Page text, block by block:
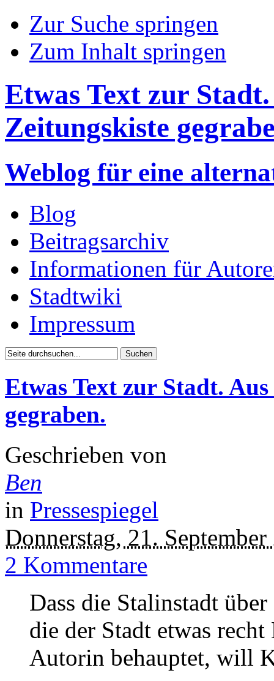
Zur Suche springen
Zum Inhalt springen
Etwas Text zur
Zeitungskiste
Weblog für eine
Blog
Beitragsarchiv
Informationen für
Stadtwiki
Impressum
Etwas Text zur Stadt.
gegraben.
Geschrieben von
Ben
in Pressespiegel
Donnerstag, 21.
2 Kommentare
Dass die Stalinstadt
die der Stadt etwas
Autorin behauptet, will